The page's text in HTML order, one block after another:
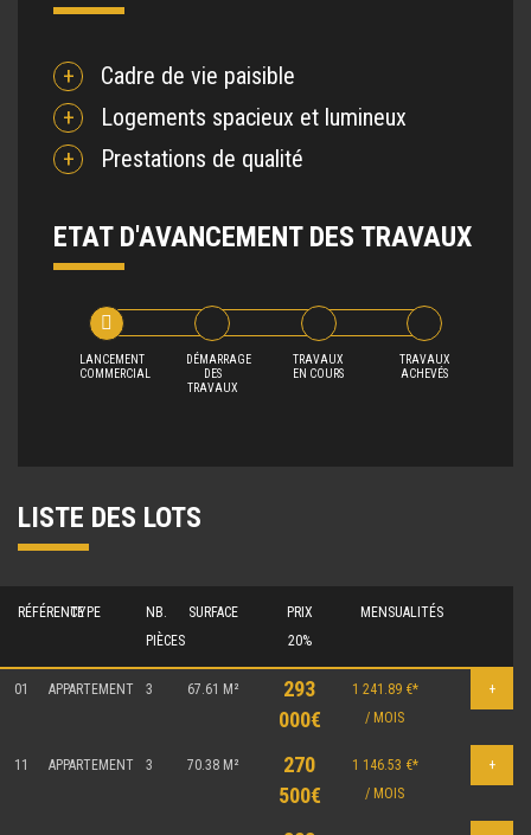
Cadre de vie paisible
Logements spacieux et lumineux
Prestations de qualité
ETAT D'AVANCEMENT DES TRAVAUX
LANCEMENT
COMMERCIAL
DÉMARRAGE
DES
TRAVAUX
TRAVAUX
EN COURS
TRAVAUX
ACHEVÉS
LISTE DES LOTS
RÉFÉRENCETYPE
NB.
PIÈCES
SURFACE
PRIX
20%
MENSUALITÉS
01 APPARTEMENT 3 67.61 M²
293
000€
1 241.89 €*
/ MOIS
+
11 APPARTEMENT 3 70.38 M²
270
500€
1 146.53 €*
/ MOIS
+